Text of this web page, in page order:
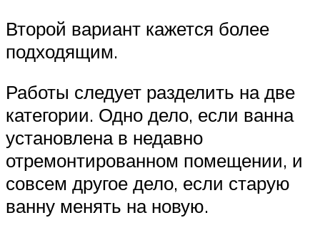
Второй вариант кажется более
подходящим.
Работы следует разделить на две
категории. Одно дело, если ванна
установлена ​​в недавно
отремонтированном помещении, и
совсем другое дело, если старую
ванну менять на новую.